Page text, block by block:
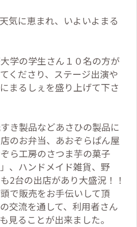
気に恵まれ、いよいよまる
学の学生さん１０名の方が
くださり、ステージ出演や
まるしぇを盛り上げて下さ
き製品などあさひの製品に
のお弁当、あおぞらぱん屋
ら工房のさつま芋の菓子
、ハンドメイド雑貨、野
2台の出店があり大盛況！！
で販売をお手伝いして頂
交流を通して、利用者さん
見ることが出来ました。